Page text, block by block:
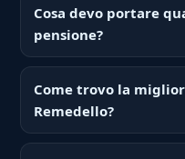
Cosa devo portare
pensione?
Come trovo la
Remedello?